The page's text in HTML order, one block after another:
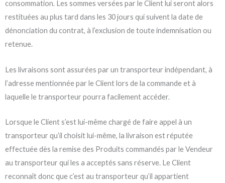
consommation. Les sommes versées par le Client lui seront alors
restituées au plus tard dans les 30 jours qui suivent la date de
dénonciation du contrat, à l’exclusion de toute indemnisation ou
retenue.
Les livraisons sont assurées par un transporteur indépendant, à
l’adresse mentionnée par le Client lors de la commande et à
laquelle le transporteur pourra facilement accéder.
Lorsque le Client s’est lui-même chargé de faire appel à un
transporteur qu’il choisit lui-même, la livraison est réputée
effectuée dès la remise des Produits commandés par le Vendeur
au transporteur qui les a acceptés sans réserve. Le Client
reconnaît donc que c’est au transporteur qu’il appartient